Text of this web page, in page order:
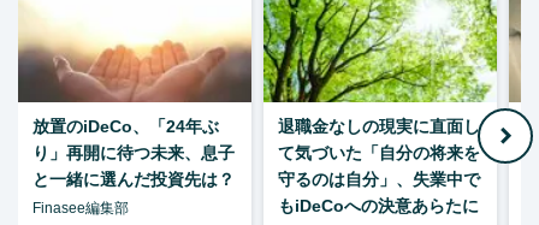
放置のiDeCo、「24年ぶ
り」再開に待つ未来、息子
と一緒に選んだ投資先は？
Finasee編集部
退職金なしの現実に直面し
て気づいた「自分の将来を
守るのは自分」、失業中で
もiDeCoへの決意あらたに